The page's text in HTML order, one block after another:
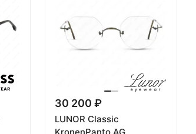
30 200 ₽
LUNOR Classic